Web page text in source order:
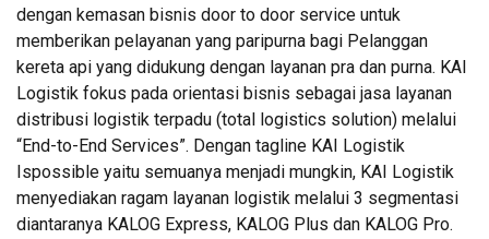
dengan kemasan bisnis door to door service untuk
memberikan pelayanan yang paripurna bagi Pelanggan
kereta api yang didukung dengan layanan pra dan purna. KAI
Logistik fokus pada orientasi bisnis sebagai jasa layanan
distribusi logistik terpadu (total logistics solution) melalui
“End-to-End Services”. Dengan tagline KAI Logistik
Ispossible yaitu semuanya menjadi mungkin, KAI Logistik
menyediakan ragam layanan logistik melalui 3 segmentasi
diantaranya KALOG Express, KALOG Plus dan KALOG Pro.